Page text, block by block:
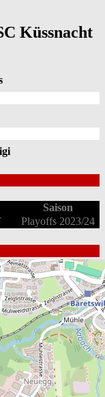
Küssnacht
Saison
Playoffs 2023/24